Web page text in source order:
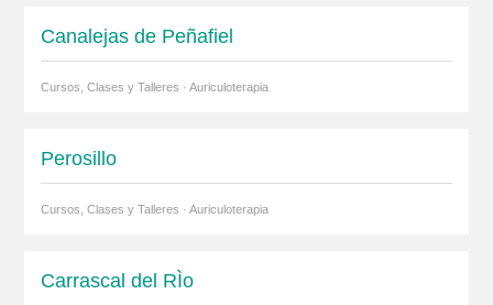
Canalejas de Peñafiel
Cursos, Clases y Talleres · Auriculoterapia
Perosillo
Cursos, Clases y Talleres · Auriculoterapia
Carrascal del RÌo